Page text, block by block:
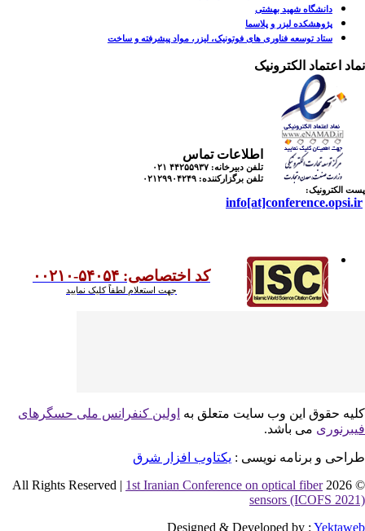
دانشگاه شهید بهشتی
پژوهشکده لیزر و پلاسما
ستاد توسعه فناوری های فوتونیک، لیزر، مواد پیشرفته و ساخت
اعتماد الکترونیک
اطلاعات تماس
تلفن دبیرخانه: ۴۴۲۵۵۹۳۷ ۰۲۱
تلفن برگزارکننده:۰۲۱۲۹۹۰۴۲۴۹
الکترونیک:
کد اختصاصی: ۵۴۰۵۴-۰۰۲۱۰
جهت استعلام لطفاً کلیک نمایید
حقوق این وب سایت متعلق بهاولین کنفرانس ملی حسگرهای
می باشد.
و برنامه نویسی : یکتاوب افزار شرق
©
1st Iranian Conference on optical fiber
sensors (ICOFS
Designed & Developed by :